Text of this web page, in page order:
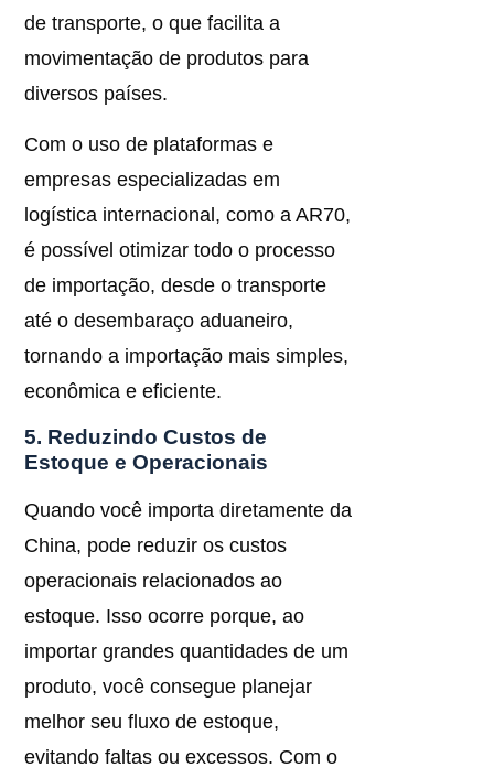
de transporte, o que facilita a
movimentação de produtos para
diversos países.
Com o uso de plataformas e
empresas especializadas em
logística internacional, como a AR70,
é possível otimizar todo o processo
de importação, desde o transporte
até o desembaraço aduaneiro,
tornando a importação mais simples,
econômica e eficiente.
5. Reduzindo Custos de
Estoque e Operacionais
Quando você importa diretamente da
China, pode reduzir os custos
operacionais relacionados ao
estoque. Isso ocorre porque, ao
importar grandes quantidades de um
produto, você consegue planejar
melhor seu fluxo de estoque,
evitando faltas ou excessos. Com o